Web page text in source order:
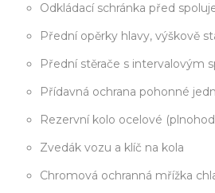
Odkládací schránka před
Přední opěrky hlavy, výškově
Přední stěrače s intervalovým
Přídavná ochrana pohonné
Rezervní kolo ocelové
Zvedák vozu a klíč na kola
Chromová ochranná mřížka